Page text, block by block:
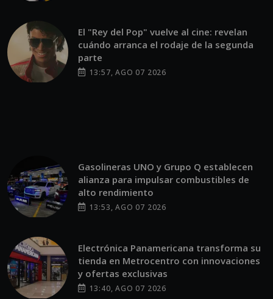
El "Rey del Pop" vuelve al cine: revelan
cuándo arranca el rodaje de la segunda
parte
13:57, AGO 07 2026
Gasolineras UNO y Grupo Q establecen
alianza para impulsar combustibles de
alto rendimiento
13:53, AGO 07 2026
Electrónica Panamericana transforma su
tienda en Metrocentro con innovaciones
y ofertas exclusivas
13:40, AGO 07 2026